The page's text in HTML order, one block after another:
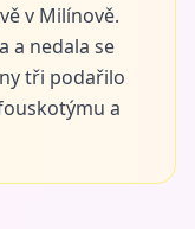
v Milínově.
a nedala se
tři podařilo
a